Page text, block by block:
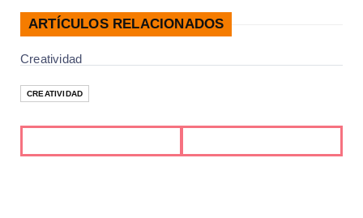
ARTÍCULOS RELACIONADOS
Creatividad
CREATIVIDAD